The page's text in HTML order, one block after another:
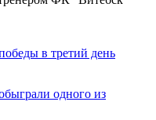
в третий день
одного из